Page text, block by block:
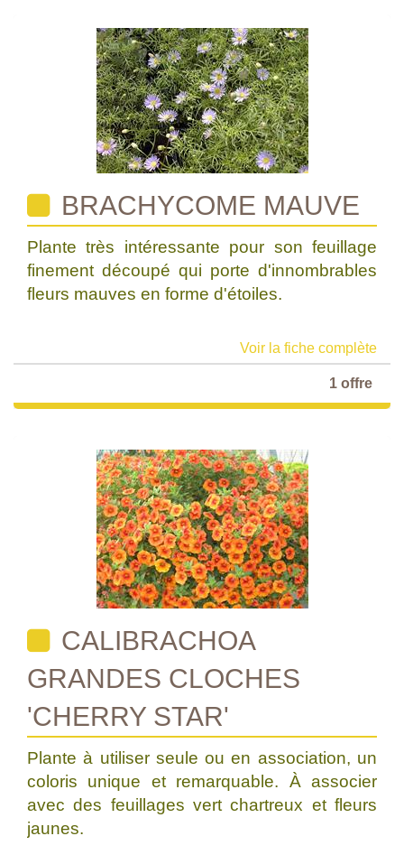
BRACHYCOME MAUVE
Plante très intéressante pour son feuillage
finement découpé qui porte d'innombrables
fleurs mauves en forme d'étoiles.
Voir la fiche complète
1 offre
CALIBRACHOA
GRANDES CLOCHES
'CHERRY STAR'
Plante à utiliser seule ou en association, un
coloris unique et remarquable. À associer
avec des feuillages vert chartreux et fleurs
jaunes.